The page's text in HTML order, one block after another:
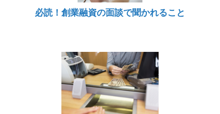
必読！創業融資の面談で聞かれること